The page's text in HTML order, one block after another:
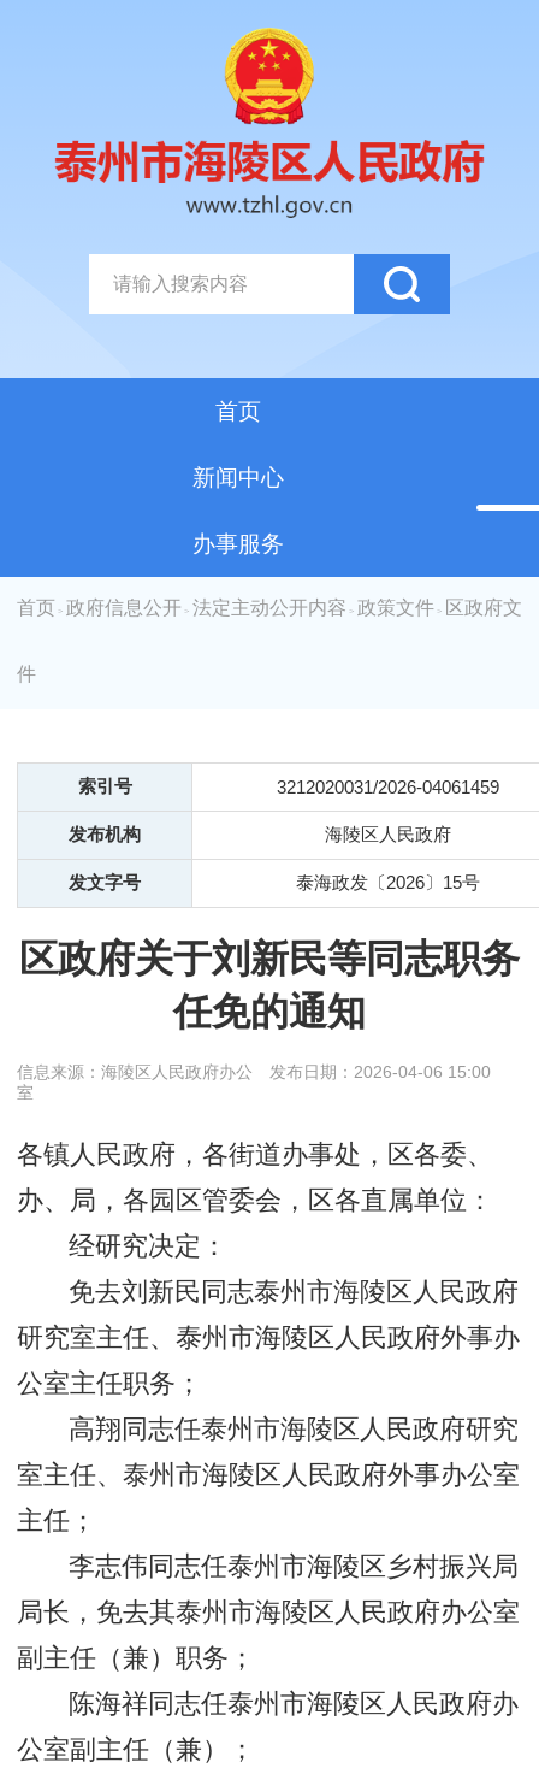
首页
新闻中心
办事服务
首页 > 政府信息公开 > 法定主动公开内容 > 政策文件 > 区政府文
件
索引号 3212020031/2026-04061459
发布机构 海陵区人民政府
发文字号 泰海政发〔2026〕15号
区政府关于刘新民等同志职务
任免的通知
信息来源：海陵区人民政府办公
室
发布日期：2026-04-06 15:00
各镇人民政府，各街道办事处，区各委、
办、局，各园区管委会，区各直属单位：
经研究决定：
免去刘新民同志泰州市海陵区人民政府
研究室主任、泰州市海陵区人民政府外事办
公室主任职务；
高翔同志任泰州市海陵区人民政府研究
室主任、泰州市海陵区人民政府外事办公室
主任；
李志伟同志任泰州市海陵区乡村振兴局
局长，免去其泰州市海陵区人民政府办公室
副主任（兼）职务；
陈海祥同志任泰州市海陵区人民政府办
公室副主任（兼）；